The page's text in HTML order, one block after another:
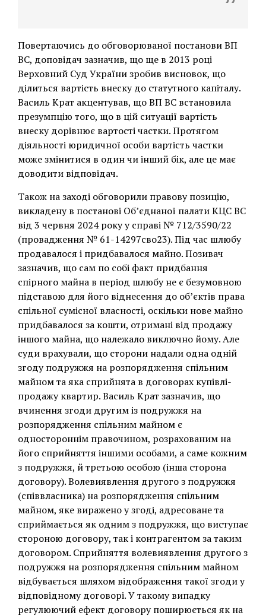
Повертаючись до обговорюваної постанови ВП
ВС, доповідач зазначив, що ще в 2013 році
Верховний Суд України зробив висновок, що
ділиться вартість внеску до статутного капіталу.
Василь Крат акцентував, що ВП ВС встановила
презумпцію того, що в цій ситуації вартість
внеску дорівнює вартості частки. Протягом
діяльності юридичної особи вартість частки
може змінитися в один чи інший бік, але це має
доводити відповідач.
Також на заході обговорили правову позицію,
викладену в постанові Об’єднаної палати КЦС ВС
від 3 червня 2024 року у справі № 712/3590/22
(провадження № 61-14297сво23). Під час шлюбу
продавалося і придбавалося майно. Позивач
зазначив, що сам по собі факт придбання
спірного майна в період шлюбу не є безумовною
підставою для його віднесення до об’єктів права
спільної сумісної власності, оскільки нове майно
придбавалося за кошти, отримані від продажу
іншого майна, що належало виключно йому. Але
суди врахували, що сторони надали одна одній
згоду подружжя на розпорядження спільним
майном та яка сприйнята в договорах купівлі-
продажу квартир. Василь Крат зазначив, що
вчинення згоди другим із подружжя на
розпорядження спільним майном є
одностороннім правочином, розрахованим на
його сприйняття іншими особами, а саме кожним
з подружжя, й третьою особою (інша сторона
договору). Волевиявлення другого з подружжя
(співвласника) на розпорядження спільним
майном, яке виражено у згоді, адресоване та
сприймається як одним з подружжя, що виступає
стороною договору, так і контрагентом за таким
договором. Сприйняття волевиявлення другого з
подружжя на розпорядження спільним майном
відбувається шляхом відображення такої згоди у
відповідному договорі. У такому випадку
регулюючий ефект договору поширюється як на